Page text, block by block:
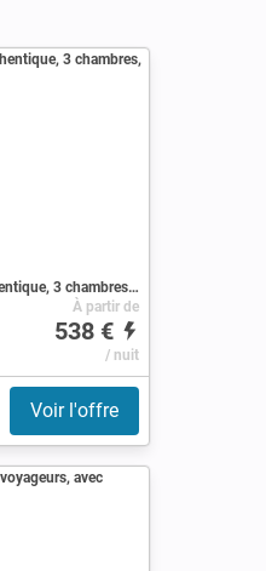
Maison de campagne authentique, 3 chambres, avec piscine
À partir de
538 €
/ nuit
Voir l'offre